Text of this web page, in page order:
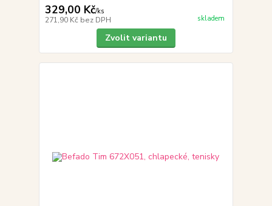
329,00 Kč/ks
271,90 Kč bez DPH skladem
Zvolit variantu